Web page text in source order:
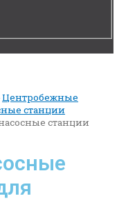
Центробежные
станции
станции